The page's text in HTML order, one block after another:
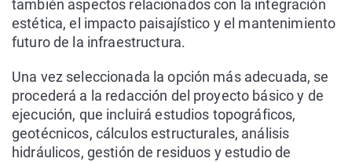
también aspectos relacionados con la integración
estética, el impacto paisajístico y el mantenimiento
futuro de la infraestructura.
Una vez seleccionada la opción más adecuada, se
procederá a la redacción del proyecto básico y de
ejecución, que incluirá estudios topográficos,
geotécnicos, cálculos estructurales, análisis
hidráulicos, gestión de residuos y estudio de